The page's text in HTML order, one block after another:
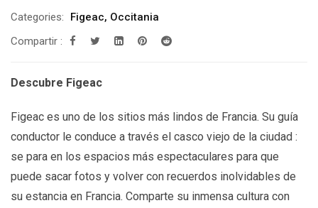
Categories: Figeac, Occitania
Compartir :
Descubre Figeac
Figeac es uno de los sitios más lindos de Francia. Su guía
conductor le conduce a través el casco viejo de la ciudad :
se para en los espacios más espectaculares para que
puede sacar fotos y volver con recuerdos inolvidables de
su estancia en Francia. Comparte su inmensa cultura con